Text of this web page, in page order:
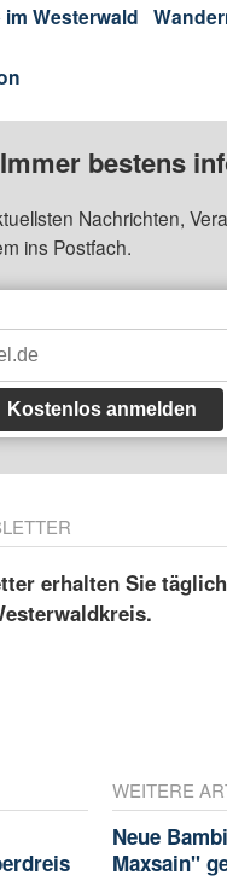
Westerwald
bestens
Nachrichten,
ins Postfach.
Kostenlos anmelden
erhalten Sie
WEITERE
Neue
Maxsain"